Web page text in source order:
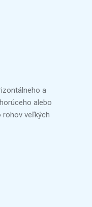
a
alebo
rohov veľkých